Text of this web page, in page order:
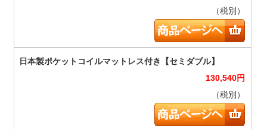
（税別）
130,540円
（税別）